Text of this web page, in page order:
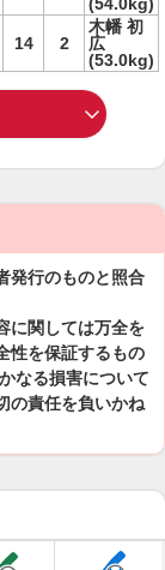
14 2
木幡 初
広
(53.0kg)
発行のものと照合
に関しては万全を
性を保証するもの
なる損害について
の責任を負いかね